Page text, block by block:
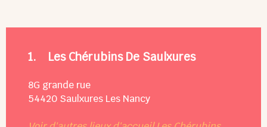
1. Les Chérubins De Saulxures
8G grande rue
54420 Saulxures Les Nancy